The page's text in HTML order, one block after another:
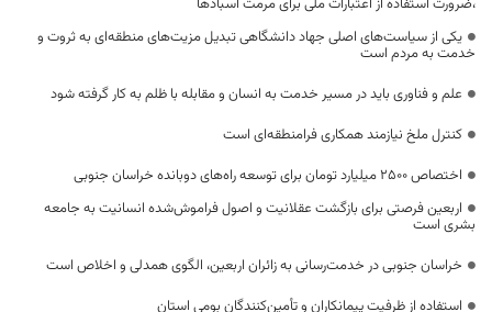
،ضرورت استفاده از اعتبارات ملی برای مرمت آسبادها
یکی از سیاست‌های اصلی جهاد دانشگاهی تبدیل مزیت‌های منطقه‌ای به ثروت و
خدمت به مردم است
علم و فناوری باید در مسیر خدمت به انسان و مقابله با ظلم به کار گرفته شود
کنترل ملخ نیازمند همکاری فرامنطقه‌ای است
اختصاص 2500 میلیارد تومان برای توسعه راه‌های دوبانده خراسان جنوبی
اربعین فرصتی برای بازگشت عقلانیت و اصول فراموش‌شده انسانیت به جامعه
بشری است
خراسان جنوبی در خدمت‌رسانی به زائران اربعین، الگوی همدلی و اخلاص است
استفاده از ظرفیت پیمانکاران و تأمین‌کنندگان بومی استان